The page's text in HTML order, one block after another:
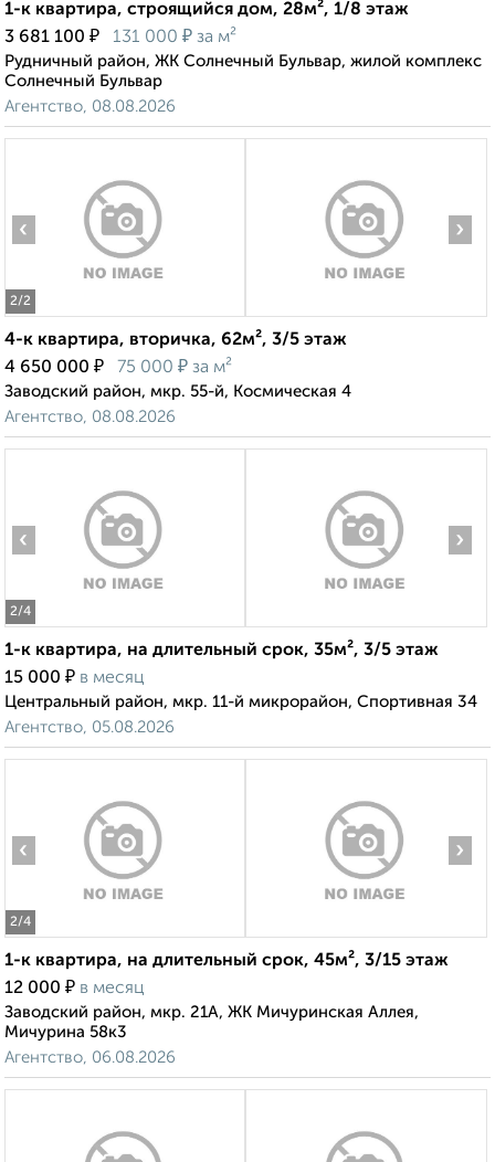
1-к квартира, строящийся дом, 28м², 1/8 этаж
3 681 100 ₽ 131 000 ₽ за м²
Рудничный район, ЖК Солнечный Бульвар, жилой комплекс
Солнечный Бульвар
Агентство, 08.08.2026
2/2
‹ ›
4-к квартира, вторичка, 62м², 3/5 этаж
4 650 000 ₽ 75 000 ₽ за м²
Заводский район, мкр. 55-й, Космическая 4
Агентство, 08.08.2026
2/4
‹ ›
1-к квартира, на длительный срок, 35м², 3/5 этаж
15 000 ₽ в месяц
Центральный район, мкр. 11-й микрорайон, Спортивная 34
Агентство, 05.08.2026
2/4
‹ ›
1-к квартира, на длительный срок, 45м², 3/15 этаж
12 000 ₽ в месяц
Заводский район, мкр. 21А, ЖК Мичуринская Аллея,
Мичурина 58к3
Агентство, 06.08.2026